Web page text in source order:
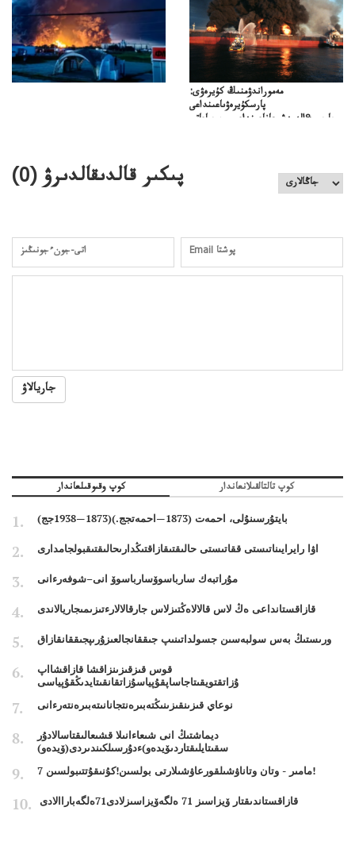
مەموراندۋمنىڭ كۇيرەۋى:
پارسكۇيرەۋىاعىنداعى
پارسى&الەمدشىعاناعىنداعىسىن ساعاتى
پىكىر قالدىقالدىرۋ (0
)
جاريالاۋ
كوپ وقىوقىلعاندار كوپ تالتالقىلانعاندار
بايتۇرسىنۇلى، احمەت (1873—احمەتجج.)(1873—1938جج)
اۋا رايرايىناتىستى ققاتىستى حالىقتىقازاقتىڭدارىحالىقتىقبولجامدارى
مۇراتبەك سارباسوۆسارباسوۆ انى–شوفەرءانى
قازاقستانداعى ەڭ لاس قالالاەڭتىزلاس جارقالالارءتىزىمىجاريالاندى
ورىستىڭ بەس سولبەسىن جسولداتىنىپ جىققانجالعىزۇرىپجىققانقازاق
قوس قىزقىزىنزاقشا قازاقشااپ
ۇزاتقتويقىتاجاساپقۇپياسۇزاتقانقىتايدىڭقۇپياسى
نوعاي قىزىنقىزىنىڭتەبىرەنتجانانىتەبىرەنتەرءانى
ديماشتىڭ انى شىعاءانىلا قشىعالىقتاسالادۇر
سقىتايلىقتاردىۆيدەو)ءدۇرسىلكىندىردى(ۆيدەو)
7 مامىر - وتان وتاناۋشىلقورعاۋشىلارتى بولسىن!كۇنىقۇتتىبولسىن!
قازاقستاندىقتار ۆيزاسىز 71 ەلگەۆيزاسىزلادى71ەلگەباراالادى